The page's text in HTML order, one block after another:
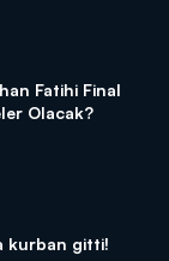
Fatihi Final
Olacak?
kurban gitti!